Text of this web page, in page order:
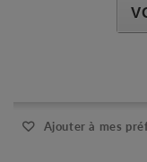
Ajouter à mes